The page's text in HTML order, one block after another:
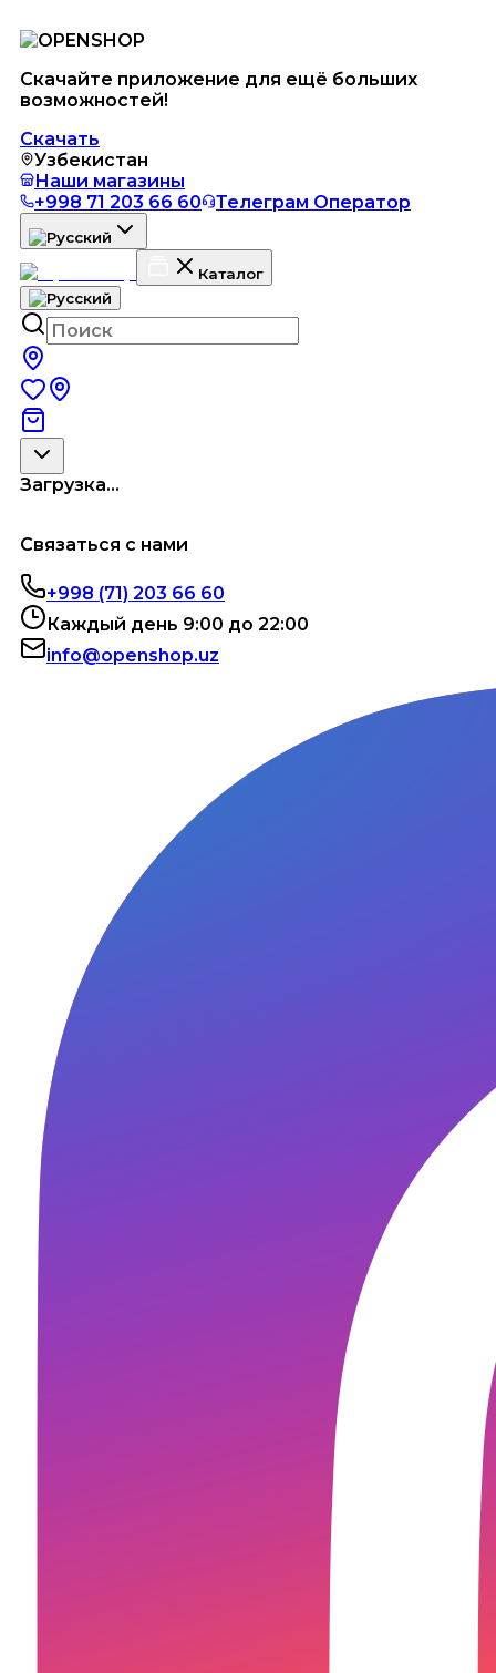
Скачайте приложение для ещё больших
возможностей!
Скачать
Узбекистан
Наши магазины
+998 71 203 66 60
Телеграм Оператор
Каталог
Загрузка...
Связаться с нами
+998 (71) 203 66 60
Каждый день 9:00 до 22:00
info@openshop.uz